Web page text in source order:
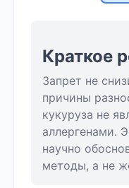
Краткое
Запрет не
причины
кукуруза не
аллергенами.
научно
методы, а не